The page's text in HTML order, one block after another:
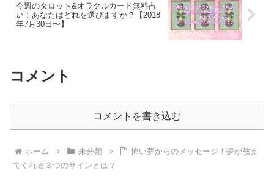
今週のタロット&オラクルカード無料占
い！あなたはどれを選びますか？【2018
年7月30日〜】
コメント
コメントを書き込む
ホーム 未分類
怖い夢からのメッセージ！夢が教え
てくれる３つのサインとは？